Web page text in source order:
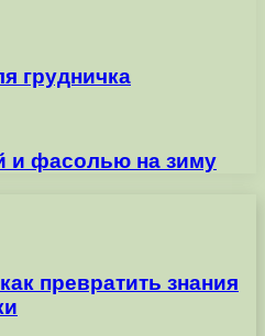
грудничка
и фасолью на зиму
превратить знания